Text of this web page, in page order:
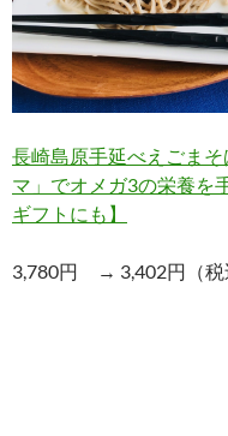
長崎島原手延べえごま
マ」でオメガ3の栄養を
ギフトにも】
3,780円 → 3,402円（税